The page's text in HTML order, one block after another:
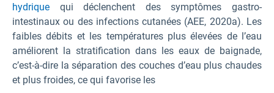
hydrique qui déclenchent des symptômes gastro-
intestinaux ou des infections cutanées (AEE, 2020a). Les
faibles débits et les températures plus élevées de l’eau
améliorent la stratification dans les eaux de baignade,
c’est-à-dire la séparation des couches d’eau plus chaudes
et plus froides, ce qui favorise les